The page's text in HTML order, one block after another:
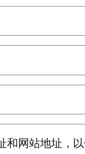
网站地址，以